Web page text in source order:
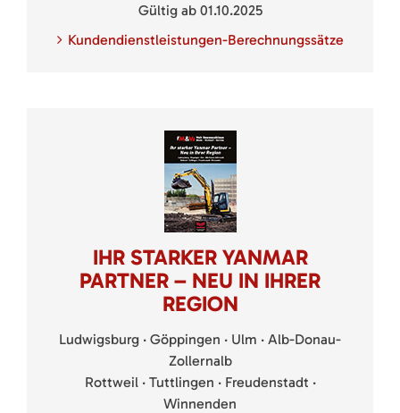
Gültig ab 01.10.2025
Kundendienstleistungen-Berechnungssätze
IHR STARKER YANMAR
PARTNER – NEU IN IHRER
REGION
Ludwigsburg · Göppingen · Ulm · Alb-Donau-
Zollernalb
Rottweil · Tuttlingen · Freudenstadt ·
Winnenden